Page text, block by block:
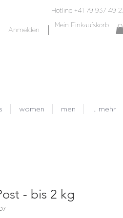
Hotline +41 79 937 49
Mein Einkaufskorb
Anmelden
women men ... mehr
- bis 2 kg